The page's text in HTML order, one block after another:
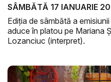
SÂMBĂTĂ 17 IANUARIE
Ediția de sâmbătă a emisiunii
aduce în platou pe Mariana
Lozanciuc (interpret).